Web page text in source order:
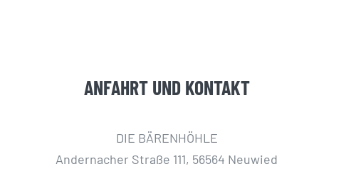
ANFAHRT UND KONTAKT
DIE BÄRENHÖHLE
Andernacher Straße 111, 56564 Neuwied